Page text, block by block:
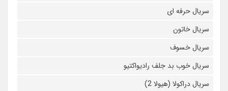
سریال حرفه ای
سریال خاتون
سریال خسوف
سریال خوب بد جلف رادیواکتیو
سریال دراکولا (هیولا 2)